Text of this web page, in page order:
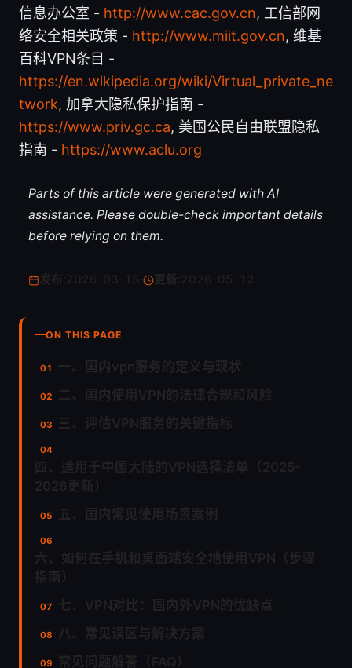
信息办公室 - http://www.cac.gov.cn, 工信部网
络安全相关政策 - http://www.miit.gov.cn, 维基
百科VPN条目 -
https://en.wikipedia.org/wiki/Virtual_private_ne
twork, 加拿大隐私保护指南 -
https://www.priv.gc.ca, 美国公民自由联盟隐私
指南 - https://www.aclu.org
Parts of this article were generated with AI
assistance. Please double-check important details
before relying on them.
更新:
ON THIS PAGE